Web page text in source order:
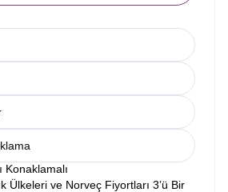
Konaklamalı
Ülkeleri ve Norveç Fiyortları 3’ü Bir